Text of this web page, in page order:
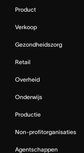
Product
Verkoop
Gezondheidszorg
Retail
Overheid
Onderwijs
Productie
Non-profitorganisaties
Agentschappen